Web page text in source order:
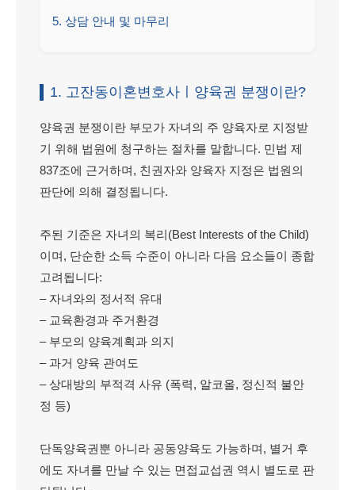
5. 상담 안내 및 마무리
1. 고잔동이혼변호사ㅣ양육권 분쟁이란?
양육권 분쟁이란 부모가 자녀의 주 양육자로 지정받
기 위해 법원에 청구하는 절차를 말합니다. 민법 제
837조에 근거하며, 친권자와 양육자 지정은 법원의
판단에 의해 결정됩니다.
주된 기준은 자녀의 복리(Best Interests of the Child)
이며, 단순한 소득 수준이 아니라 다음 요소들이 종합
고려됩니다:
– 자녀와의 정서적 유대
– 교육환경과 주거환경
– 부모의 양육계획과 의지
– 과거 양육 관여도
– 상대방의 부적격 사유 (폭력, 알코올, 정신적 불안
정 등)
단독양육권뿐 아니라 공동양육도 가능하며, 별거 후
에도 자녀를 만날 수 있는 면접교섭권 역시 별도로 판